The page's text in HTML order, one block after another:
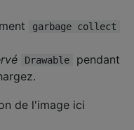
garbage collect
Drawable
pendant